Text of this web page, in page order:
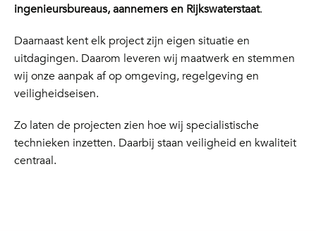
ingenieursbureaus, aannemers en Rijkswaterstaat.
Daarnaast kent elk project zijn eigen situatie en
uitdagingen. Daarom leveren wij maatwerk en stemmen
wij onze aanpak af op omgeving, regelgeving en
veiligheidseisen.
Zo laten de projecten zien hoe wij specialistische
technieken inzetten. Daarbij staan veiligheid en kwaliteit
centraal.